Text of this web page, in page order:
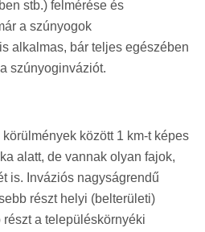
stb.) felmérése és
a szúnyogok
alkalmas, bár teljes egészében
szúnyoginváziót.
között 1 km-t képes
alatt, de vannak olyan fajok,
is. Inváziós nagyságrendű
részt helyi (belterületi)
a településkörnyéki